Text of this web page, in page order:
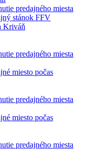
predajného miesta
stánok FFV
Kriváň
predajného miesta
miesto počas
predajného miesta
miesto počas
predajného miesta